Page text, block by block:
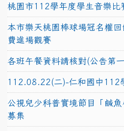
桃園市112學年度學生音樂比
本市樂天桃園棒球場冠名權
費進場觀賽
各班午餐資料請核對(公告第
112.08.22(二)-仁和國中112
公視兒少科普實境節目「鹹
募集